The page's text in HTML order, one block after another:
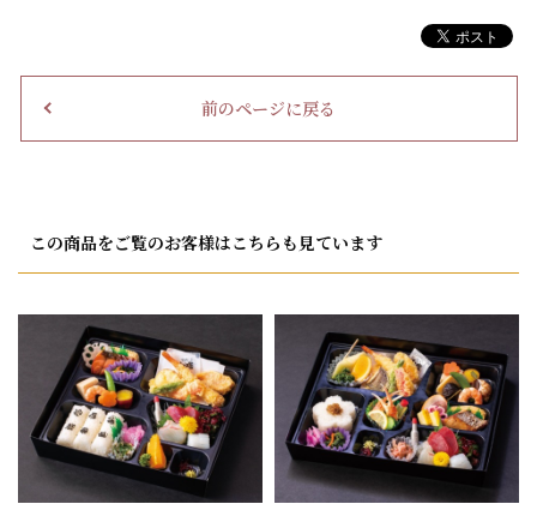
前のページに戻る
この商品をご覧のお客様はこちらも見ています